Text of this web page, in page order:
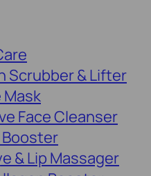
Scrubber & Lifter
Mask
Face Cleanser
Booster
& Lip Massager